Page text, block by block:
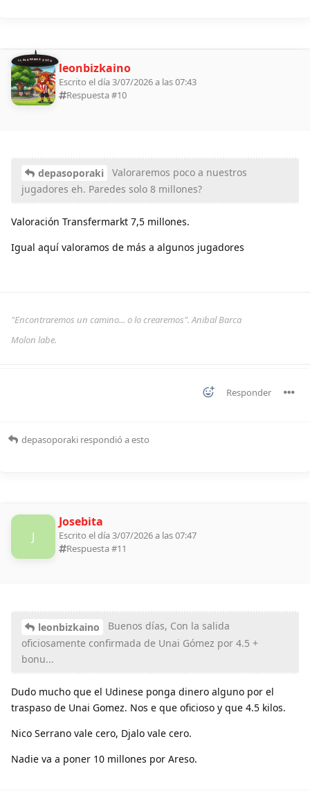
11 ALDEANOS 2026 leonbizkaino
Escrito el día 3/07/2026 a las 07:43
Respuesta #10
depasoporaki
Valoraremos poco a nuestros
jugadores eh. Paredes solo 8 millones?
Valoración Transfermarkt 7,5 millones.
Igual aquí valoramos de más a algunos jugadores
"Encontraremos un camino... o lo crearemos". Anibal Barca
Molon labe.
Responder
depasoporaki respondió a esto
J
Josebita
Escrito el día 3/07/2026 a las 07:47
Respuesta #11
leonbizkaino
Buenos días, Con la salida
oficiosamente confirmada de Unai Gómez por 4.5 +
bonu...
Dudo mucho que el Udinese ponga dinero alguno por el
traspaso de Unai Gomez. Nos e que oficioso y que 4.5 kilos.
Nico Serrano vale cero, Djalo vale cero.
Nadie va a poner 10 millones por Areso.